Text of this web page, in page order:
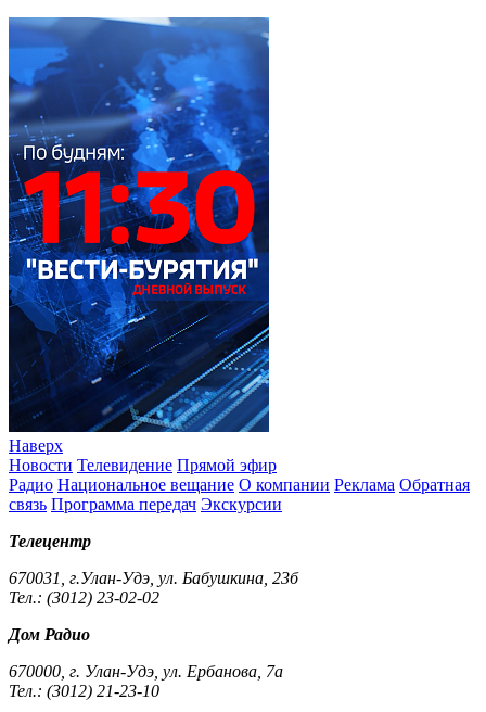
Наверх
Новости Телевидение Прямой эфир
Радио Национальное вещание О компании Реклама Обратная
связь Программа передач Экскурсии
Телецентр
670031, г.Улан-Удэ, ул. Бабушкина, 23б
Тел.: (3012) 23-02-02
Дом Радио
670000, г. Улан-Удэ, ул. Ербанова, 7а
Тел.: (3012) 21-23-10